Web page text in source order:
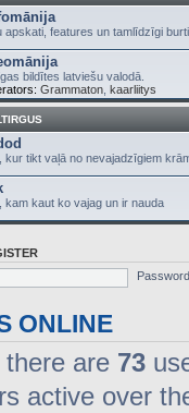
apskati, features un tamlīdzīgi
bildītes latviešu valodā.
Grammaton kaarliitys
kur tikt vaļā no nevajadzīgiem
kam kaut ko vajag un ir nauda
ONLINE
there are 73
active over